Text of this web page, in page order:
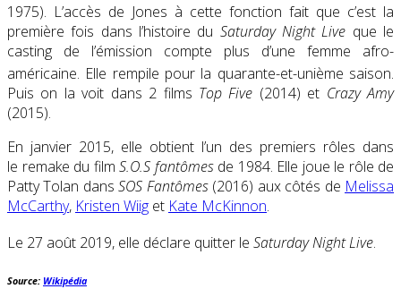
1975). L’accès de Jones à cette fonction fait que c’est la
première fois dans l’histoire du Saturday Night Live que le
casting de l’émission compte plus d’une femme afro-
américaine. Elle rempile pour la quarante-et-unième saison.
Puis on la voit dans 2 films Top Five (2014) et Crazy Amy
(2015).
En janvier 2015, elle obtient l’un des premiers rôles dans
le remake du film S.O.S fantômesde 1984. Elle joue le rôle de
Patty Tolan dansSOS Fantômes(2016) aux côtés de Melissa
McCarthy, Kristen Wiig et Kate McKinnon.
Le 27 août 2019, elle déclare quitter le Saturday Night Live.
Source: Wikipédia